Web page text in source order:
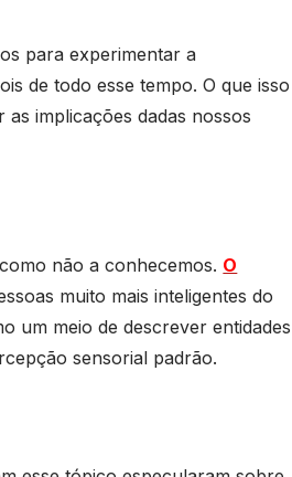
para experimentar a
de todo esse tempo. O que isso
implicações dadas nossos
não a conhecemos. O
muito mais inteligentes do
um meio de descrever entidades
sensorial padrão.